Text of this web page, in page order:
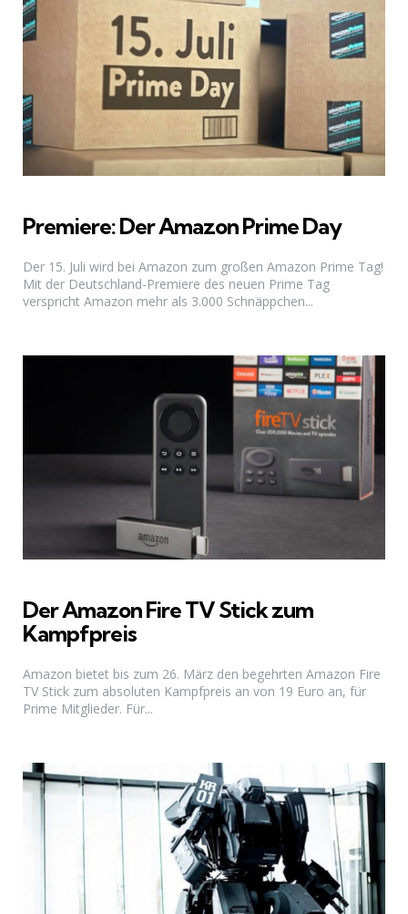
Premiere: Der Amazon Prime Day
Der 15. Juli wird bei Amazon zum großen Amazon Prime Tag!
Mit der Deutschland-Premiere des neuen Prime Tag
verspricht Amazon mehr als 3.000 Schnäppchen...
Der Amazon Fire TV Stick zum
Kampfpreis
Amazon bietet bis zum 26. März den begehrten Amazon Fire
TV Stick zum absoluten Kampfpreis an von 19 Euro an, für
Prime Mitglieder. Für...